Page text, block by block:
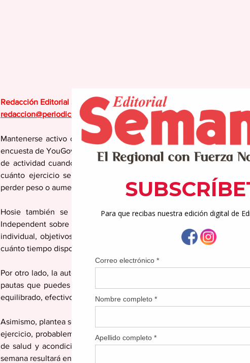
Redacción Editorial Semana
redaccion@periodicolasemana.net
Mantenerse activo o activa es crucial para estar saludable. Según
encuesta de YouGov de 2020, muchas personas consideran la
de actividad cuando no hacen ejercicio al menos, una vez a la
cuánto ejercicio se debe hacer para alcanzar tus objetivos de
perder peso o aumentar el volumen.
Hosie también se basó en unas expresiones que hizo el
Independent sobre el tipo de entrenamiento que se hace depende
individual, objetivos, gustos y disgustos. Además, el equipo tienes
cuánto tiempo dispones”, explicó.
Por otro lado, la autora reconoció que “si bien no existe un enfoque
pautas que puedes seguir y aplicar en tu entrenamiento para
equilibrado, efectivo, seguro y agradable.
Asimismo, plantea sobre cuántos días a la semana hay que entrenar.
ejercicio, probablemente quieras pasar el menor tiempo posible en
de salud y acondicionamiento físico”. Sin embargo, Mans dice
semana resultará en un bajo nivel de condición física.